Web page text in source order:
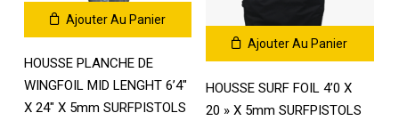
Ajouter Au Panier
HOUSSE PLANCHE DE
WINGFOIL MID LENGHT 6’4″
X 24″ X 5mm SURFPISTOLS
Ajouter Au Panier
HOUSSE SURF FOIL 4’0 X
20 » X 5mm SURFPISTOLS